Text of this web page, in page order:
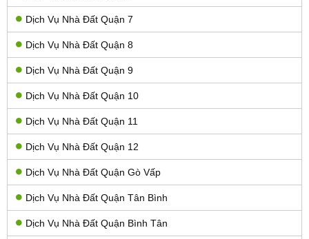
Dịch Vụ Nhà Đất Quận 7
Dịch Vụ Nhà Đất Quận 8
Dịch Vụ Nhà Đất Quận 9
Dịch Vụ Nhà Đất Quận 10
Dịch Vụ Nhà Đất Quận 11
Dịch Vụ Nhà Đất Quận 12
Dịch Vụ Nhà Đất Quận Gò Vấp
Dịch Vụ Nhà Đất Quận Tân Bình
Dịch Vụ Nhà Đất Quận Bình Tân